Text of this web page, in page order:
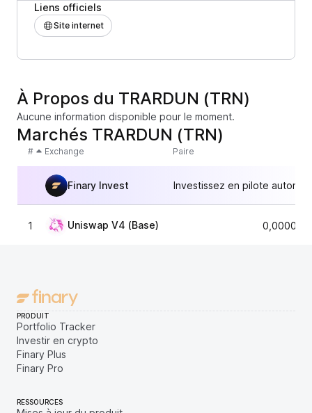
Liens officiels
Site internet
À Propos du TRARDUN (TRN)
Aucune information disponible pour le moment.
Marchés TRARDUN (TRN)
# Exchange Paire
Finary Invest Investissez en pilote
1 Uniswap V4 (Base)
PRODUIT
Portfolio Tracker
Investir en crypto
Finary Plus
Finary Pro
RESSOURCES